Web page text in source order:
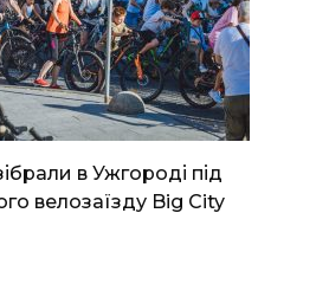
в Ужгороді під
велозаїзду Big Сity